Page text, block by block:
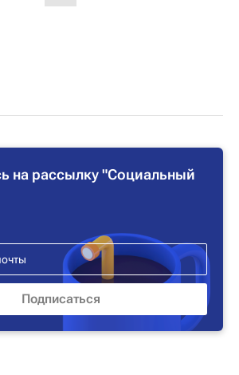
на рассылку "Социальный